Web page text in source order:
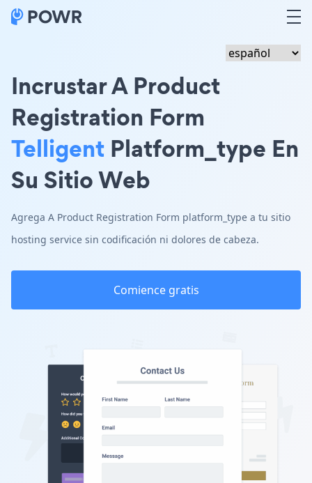
Incrustar A Product
Registration Form
Telligent Platform_type En
Su Sitio Web
Agrega A Product Registration Form platform_type a tu sitio
hosting service sin codificación ni dolores de cabeza.
Comience gratis